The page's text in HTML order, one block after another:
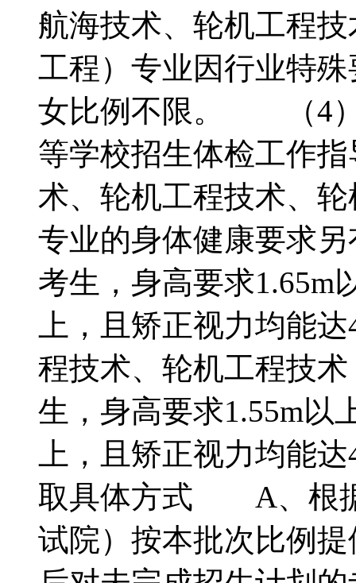
航海技术、轮机工程
工程）专业因行业特
女比例不限。 （4）
等学校招生体检工作
术、轮机工程技术、
专业的身体健康要求
考生，身高要求1.65m
上，且矫正视力均能
程技术、轮机工程技
生，身高要求1.55m以
上，且矫正视力均
取具体方式 A、根据
试院）按本批次比例